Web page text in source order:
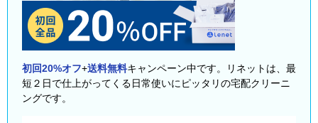
初回20%オフ+送料無料キャンペーン中です。リネットは、最
短２日で仕上がってくる日常使いにピッタリの宅配クリーニ
ングです。